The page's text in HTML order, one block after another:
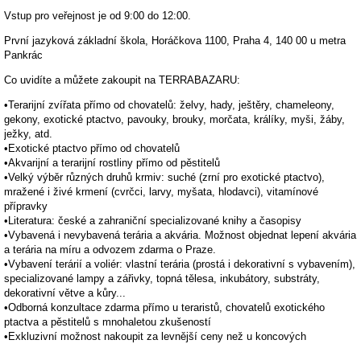
Vstup pro veřejnost je od 9:00 do 12:00.
První jazyková základní škola, Horáčkova 1100, Praha 4, 140 00 u metra
Pankrác
Co uvidíte a můžete zakoupit na TERRABAZARU:
•Terarijní zvířata přímo od chovatelů: želvy, hady, ještěry, chameleony,
gekony, exotické ptactvo, pavouky, brouky, morčata, králíky, myši, žáby,
ježky, atd.
•Exotické ptactvo přímo od chovatelů
•Akvarijní a terarijní rostliny přímo od pěstitelů
•Velký výběr různých druhů krmiv: suché (zrní pro exotické ptactvo),
mražené i živé krmení (cvrčci, larvy, myšata, hlodavci), vitamínové
přípravky
•Literatura: české a zahraniční specializované knihy a časopisy
•Vybavená i nevybavená terária a akvária. Možnost objednat lepení akvária
a terária na míru a odvozem zdarma o Praze.
•Vybavení terárií a voliér: vlastní terária (prostá i dekorativní s vybavením),
specializované lampy a zářivky, topná tělesa, inkubátory, substráty,
dekorativní větve a kůry...
•Odborná konzultace zdarma přímo u teraristů, chovatelů exotického
ptactva a pěstitelů s mnohaletou zkušeností
•Exkluzivní možnost nakoupit za levnější ceny než u koncových